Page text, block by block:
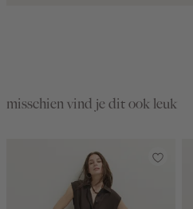
misschien vind je dit ook leuk